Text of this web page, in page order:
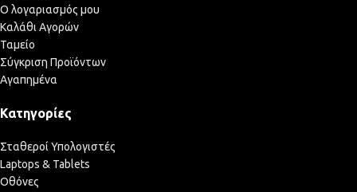
Ο λογαριασμός μου
Καλάθι Αγορών
Ταμείο
Σύγκριση Προϊόντων
Αγαπημένα
Κατηγορίες
Σταθεροί Υπολογιστές
Laptops & Tablets
Οθόνες